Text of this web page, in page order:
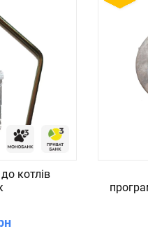
котлів